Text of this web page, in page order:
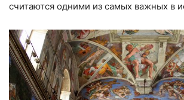
считаются одними из самых важных в